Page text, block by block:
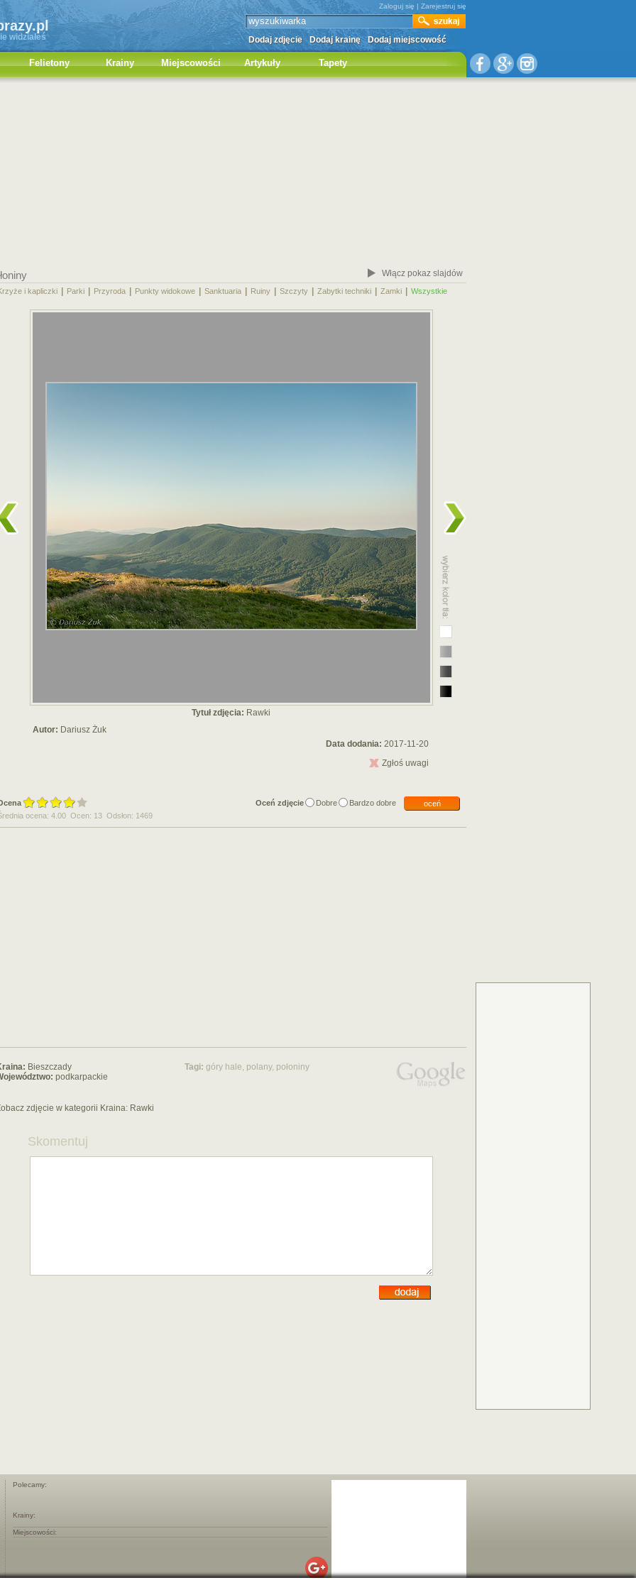
widziałeś
Zaloguj się | Zarejestruj się
Dodaj zdjęcie Dodaj krainę Dodaj miejscowość
Felietony Krainy Miejscowości Artykuły Tapety
Włącz pokaz slajdów
i kapliczki Parki Przyroda Punkty widokowe Sanktuaria Ruiny Szczyty Zabytki techniki Zamki Wszystkie
Tytuł zdjęcia: Rawki
Autor: Dariusz Żuk
Data dodania: 2017-11-20
Zgłoś uwagi
Oceń zdjęcie Dobre Bardzo dobre
oceń
ocena: 4.00 Ocen: 13 Odsłon: 1469
Bieszczady
podkarpackie
Tagi: góry hale, polany, połoniny
zdjęcie w kategorii Kraina: Rawki
Skomentuj
Polecamy:
Krainy:
Miejscowości: